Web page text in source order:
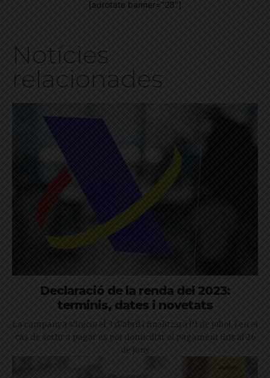
[adrotate banner="28"]
Notícies
relacionades
Declaració de la renda del 2023:
terminis, dates i novetats
La campanya s’inicia el 3 d’abril i finalitzarà l’1 de juliol, i en el
cas de sortir a pagar es pot domiciliar el pagament fins al 26
de juny